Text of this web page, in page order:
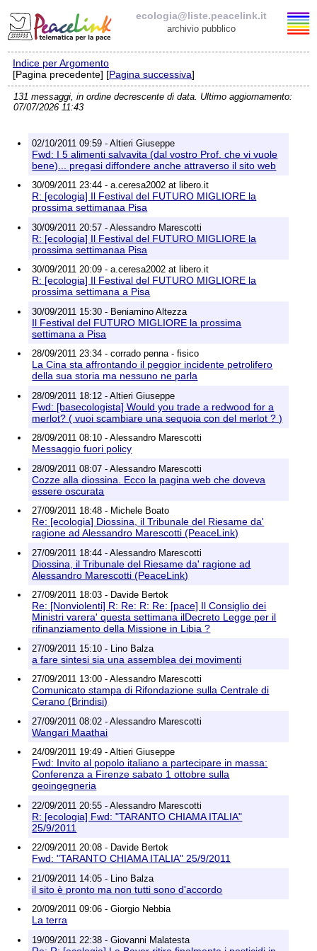
ecologia@liste.peacelink.it
archivio pubblico
Elenco delle liste
ecologia@liste.peacelink.it
Policy delle liste di PeaceLink
Informativa sulla privacy
Richieste di rimozione
Indice per Argomento
[Pagina precedente] [Pagina successiva]
131 messaggi, in ordine decrescente di data. Ultimo aggiornamento:
07/07/2026 11:43
02/10/2011 09:59 - Altieri Giuseppe
Fwd: I 5 alimenti salvavita (dal vostro Prof. che vi vuole
bene)... pregasi diffondere anche attraverso il sito web
30/09/2011 23:44 - a.ceresa2002 at libero.it
R: [ecologia] Il Festival del FUTURO MIGLIORE la
prossima settimanaa Pisa
30/09/2011 20:57 - Alessandro Marescotti
R: [ecologia] Il Festival del FUTURO MIGLIORE la
prossima settimanaa Pisa
30/09/2011 20:09 - a.ceresa2002 at libero.it
R: [ecologia] Il Festival del FUTURO MIGLIORE la
prossima settimana a Pisa
30/09/2011 15:30 - Beniamino Altezza
Il Festival del FUTURO MIGLIORE la prossima
settimana a Pisa
28/09/2011 23:34 - corrado penna - fisico
La Cina sta affrontando il peggior incidente petrolifero
della sua storia ma nessuno ne parla
28/09/2011 18:12 - Altieri Giuseppe
Fwd: [basecologista] Would you trade a redwood for a
merlot? ( vuoi scambiare una sequoia con del merlot ? )
28/09/2011 08:10 - Alessandro Marescotti
Messaggio fuori policy
28/09/2011 08:07 - Alessandro Marescotti
Cozze alla diossina. Ecco la pagina web che doveva
essere oscurata
27/09/2011 18:48 - Michele Boato
Re: [ecologia] Diossina, il Tribunale del Riesame da'
ragione ad Alessandro Marescotti (PeaceLink)
27/09/2011 18:44 - Alessandro Marescotti
Diossina, il Tribunale del Riesame da' ragione ad
Alessandro Marescotti (PeaceLink)
27/09/2011 18:03 - Davide Bertok
Re: [Nonviolenti] R: Re: R: Re: [pace] Il Consiglio dei
Ministri varera' questa settimana ilDecreto Legge per il
rifinanziamento della Missione in Libia ?
27/09/2011 15:10 - Lino Balza
a fare sintesi sia una assemblea dei movimenti
27/09/2011 13:00 - Alessandro Marescotti
Comunicato stampa di Rifondazione sulla Centrale di
Cerano (Brindisi)
27/09/2011 08:02 - Alessandro Marescotti
Wangari Maathai
24/09/2011 19:49 - Altieri Giuseppe
Fwd: Invito al popolo italiano a partecipare in massa:
Conferenza a Firenze sabato 1 ottobre sulla
geoingegneria
22/09/2011 20:55 - Alessandro Marescotti
R: [ecologia] Fwd: "TARANTO CHIAMA ITALIA"
25/9/2011
22/09/2011 20:08 - Davide Bertok
Fwd: "TARANTO CHIAMA ITALIA" 25/9/2011
21/09/2011 14:05 - Lino Balza
il sito è pronto ma non tutti sono d'accordo
20/09/2011 09:06 - Giorgio Nebbia
La terra
19/09/2011 22:38 - Giovanni Malatesta